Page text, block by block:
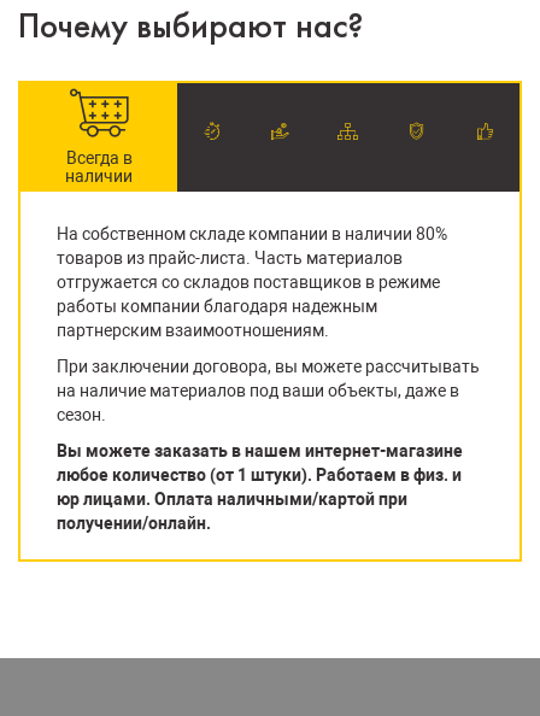
Почему выбирают нас?
Всегда в
наличии
На собственном складе компании в наличии 80%
товаров из прайс-листа. Часть материалов
отгружается со складов поставщиков в режиме
работы компании благодаря надежным
партнерским взаимоотношениям.
При заключении договора, вы можете рассчитывать
на наличие материалов под ваши объекты, даже в
сезон.
Вы можете заказать в нашем интернет-магазине
любое количество (от 1 штуки). Работаем в физ. и
юр лицами. Оплата наличными/картой при
получении/онлайн.